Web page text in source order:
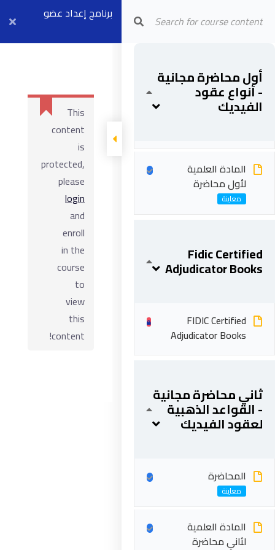
Arab Center for Arbitration
برنامج إعداد عضو
مجلس فض
بث مباشر ٦ أبريل
أول محاضرة مجانية
- أنواع عقود
الفيديك
المحاضرة
المادة العلمية
لأول محاضرة
Fidic Certified
Adjudicator Books
FIDIC Certified
Adjudicator Books
ثاني محاضرة مجانية
- القواعد الذهبية
لعقود الفيديك
المحاضرة
المادة العلمية
لثاني محاضرة
This
content
is
protected,
please
login
and
enroll
in the
course
to
view
this
content!
ابقى على تواصل
5 شارع 278 – المعادي الجديدة – القاهرة – جمهورية مصر
العربية
info@acarea.com.eg